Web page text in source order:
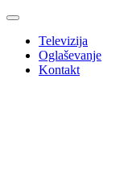
Televizija
Oglaševanje
Kontakt